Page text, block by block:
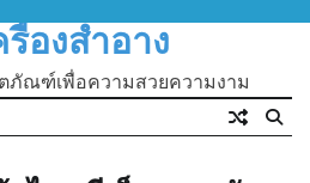
รื่องสำอาง
ภัณฑ์เพื่อความสวยความงาม